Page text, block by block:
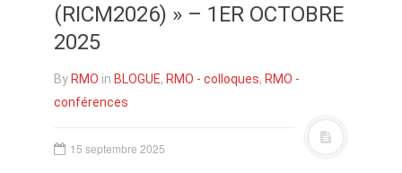
PRÉSENTATION ET
COMITÉ DE LECTURE
(RICM2026) » – 1ER OCTOBRE
2025
By RMO in BLOGUE, RMO - colloques, RMO -
conférences
15 septembre 2025